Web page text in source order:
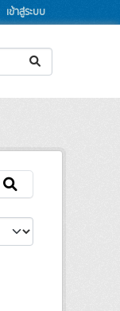
เข้าสู่ระบบ